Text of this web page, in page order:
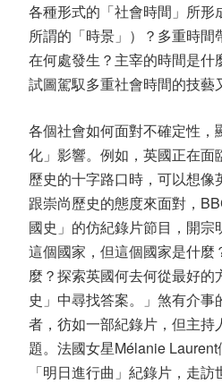
各種形式的「社會時間」所形
所謂的「時景」）？多重時間
在何處發生？主宰的時間是什
試圖駕馭多重社會時間的技藝
各個社會如何面對不確定性，
化」影響。例如，英國正在面
歷史的十字路口時，可以想
跟崇尚歷史的態度來面對，
國史」的仿紀錄片節目，開宗
這個國家，但這個國家是什麼
麼？探索英國何去何從最好的
史」中尋找答案。」煞有介
者，彷如一部紀錄片，但主持
題。法國女星Mélanie
「明日進行曲」紀錄片，走